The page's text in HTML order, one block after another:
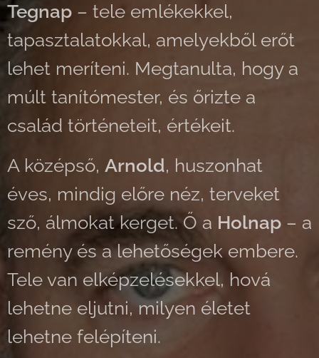
Tegnap – tele emlékekkel,
tapasztalatokkal, amelyekből erőt
lehet meríteni. Megtanulta, hogy a
múlt tanítómester, és őrizte a
család történeteit, értékeit.
A középső, Arnold, huszonhat
éves, mindig előre néz, terveket
sző, álmokat kerget. Ő a Holnap – a
remény és a lehetőségek embere.
Tele van elképzelésekkel, hová
lehetne eljutni, milyen életet
lehetne felépíteni.